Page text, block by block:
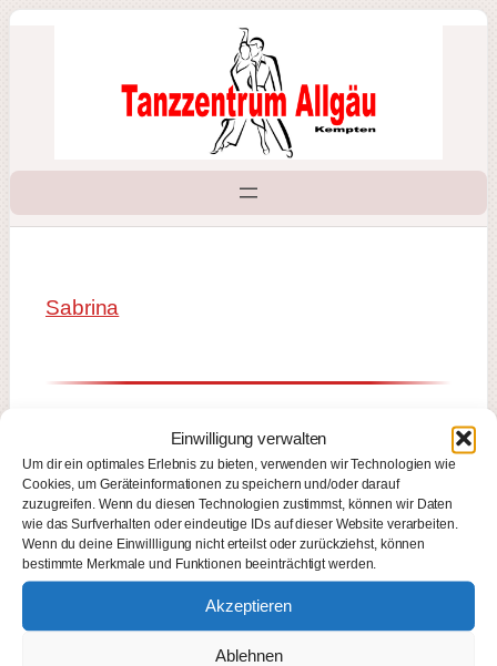
Einwilligung verwalten
Um dir ein optimales Erlebnis zu bieten, verwenden wir Technologien wie
Cookies, um Geräteinformationen zu speichern und/oder darauf
zuzugreifen. Wenn du diesen Technologien zustimmst, können wir Daten
wie das Surfverhalten oder eindeutige IDs auf dieser Website verarbeiten.
Wenn du deine Einwillligung nicht erteilst oder zurückziehst, können
bestimmte Merkmale und Funktionen beeinträchtigt werden.
Akzeptieren
Ablehnen
Zum
Sabrina